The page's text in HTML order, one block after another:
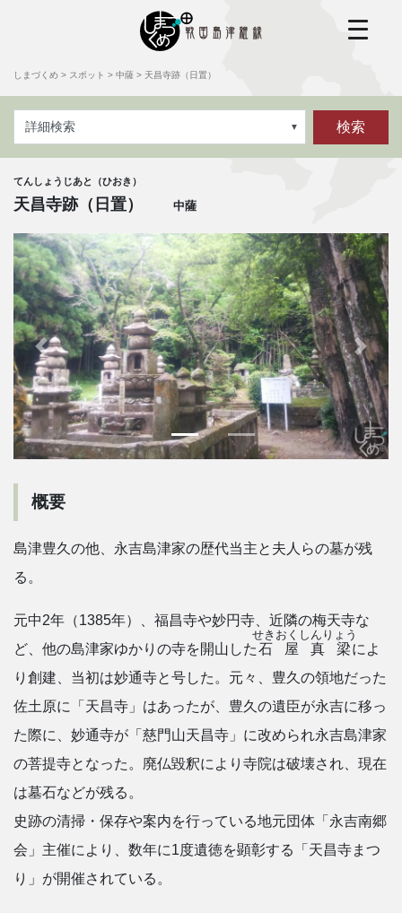
しまづくめ > スポット > 中薩 > 天昌寺跡（日置）
詳細検索 検索
てんしょうじあと（ひおき）
天昌寺跡（日置） 中薩
前へ 次へ
概要
島津豊久の他、永吉島津家の歴代当主と夫人らの墓が残
る。
元中2年（1385年）、福昌寺や妙円寺、近隣の梅天寺な
ど、他の島津家ゆかりの寺を開山した石屋真梁
せきおくしんりょう
によ
り創建、当初は妙通寺と号した。元々、豊久の領地だった
佐土原に「天昌寺」はあったが、豊久の遺臣が永吉に移っ
た際に、妙通寺が「慈門山天昌寺」に改められ永吉島津家
の菩提寺となった。廃仏毀釈により寺院は破壊され、現在
は墓石などが残る。
史跡の清掃・保存や案内を行っている地元団体「永吉南郷
会」主催により、数年に1度遺徳を顕彰する「天昌寺まつ
り」が開催されている。